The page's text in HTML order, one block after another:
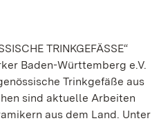
TRINKGEFÄSSE“
Baden-Württemberg e.V.
Trinkgefäße aus
sind aktuelle Arbeiten
aus dem Land. Unter